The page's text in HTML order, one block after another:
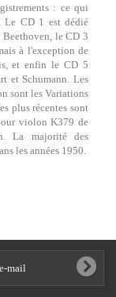
: ce qui
Le CD 1 est dédié
le CD 3
à l'exception de
et enfin le CD 5
et Schumann. Les
sont les Variations
plus récentes sont
violon K379 de
La majorité des
les années 1950.